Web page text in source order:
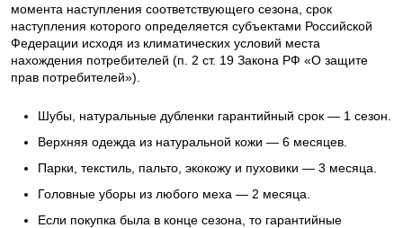
момента наступления соответствующего сезона, срок
наступления которого определяется субъектами Российской
Федерации исходя из климатических условий места
нахождения потребителей (п. 2 ст. 19 Закона РФ «О защите
прав потребителей»).
Шубы, натуральные дубленки гарантийный срок — 1 сезон.
Верхняя одежда из натуральной кожи — 6 месяцев.
Парки, текстиль, пальто, экокожу и пуховики — 3 месяца.
Головные уборы из любого меха — 2 месяца.
Если покупка была в конце сезона, то гарантийные